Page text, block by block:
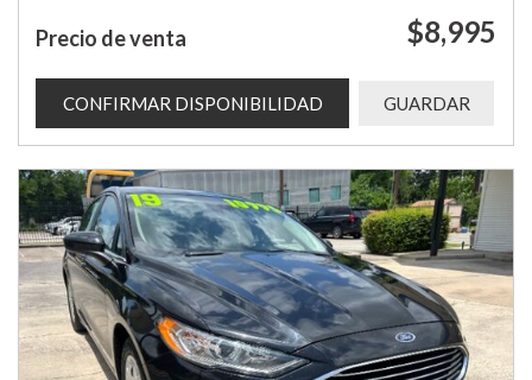
Precio de venta $8,995
CONFIRMAR DISPONIBILIDAD GUARDAR